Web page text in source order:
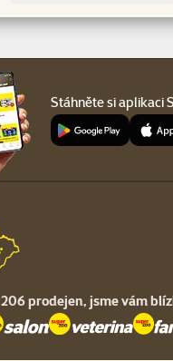
Stáhněte si aplikaci
206 prodejen, jsme vám